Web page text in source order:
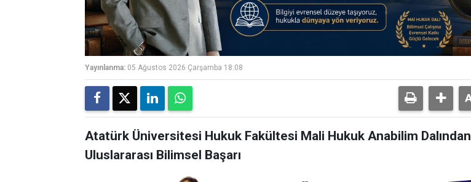
Yayınlanma: 05 Ağustos 2026 Çarşamba 18:08
Atatürk Üniversitesi Hukuk Fakültesi Mali Hukuk Anabilim Dalından
Uluslararası Bilimsel Başarı